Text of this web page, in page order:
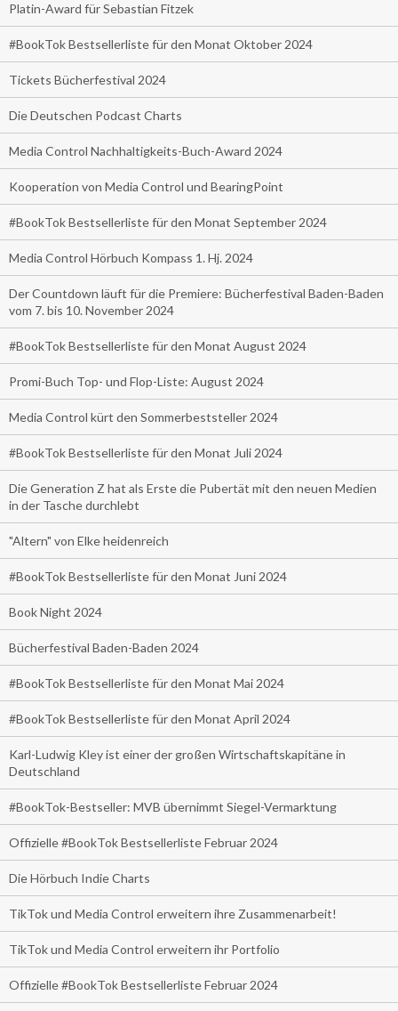
Platin-Award für Sebastian Fitzek
#BookTok Bestsellerliste für den Monat Oktober 2024
Tickets Bücherfestival 2024
Die Deutschen Podcast Charts
Media Control Nachhaltigkeits-Buch-Award 2024
Kooperation von Media Control und BearingPoint
#BookTok Bestsellerliste für den Monat September 2024
Media Control Hörbuch Kompass 1. Hj. 2024
Der Countdown läuft für die Premiere: Bücherfestival Baden-Baden
vom 7. bis 10. November 2024
#BookTok Bestsellerliste für den Monat August 2024
Promi-Buch Top- und Flop-Liste: August 2024
Media Control kürt den Sommerbeststeller 2024
#BookTok Bestsellerliste für den Monat Juli 2024
Die Generation Z hat als Erste die Pubertät mit den neuen Medien
in der Tasche durchlebt
"Altern" von Elke heidenreich
#BookTok Bestsellerliste für den Monat Juni 2024
Book Night 2024
Bücherfestival Baden-Baden 2024
#BookTok Bestsellerliste für den Monat Mai 2024
#BookTok Bestsellerliste für den Monat April 2024
Karl-Ludwig Kley ist einer der großen Wirtschaftskapitäne in
Deutschland
#BookTok-Bestseller: MVB übernimmt Siegel-Vermarktung
Offizielle #BookTok Bestsellerliste Februar 2024
Die Hörbuch Indie Charts
TikTok und Media Control erweitern ihre Zusammenarbeit!
TikTok und Media Control erweitern ihr Portfolio
Offizielle #BookTok Bestsellerliste Februar 2024